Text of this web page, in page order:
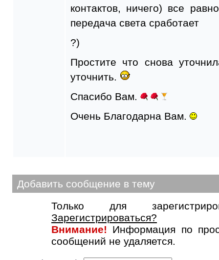
контактов, ничего) все
передача света сработает
?)
Простите что снова
уточнить.
Спасибо Вам.
Очень Благодарна Вам.
Добавить сообщение в тему
Только для
Зарегистрироваться?
Внимание! Информация по
сообщений не удаляется.